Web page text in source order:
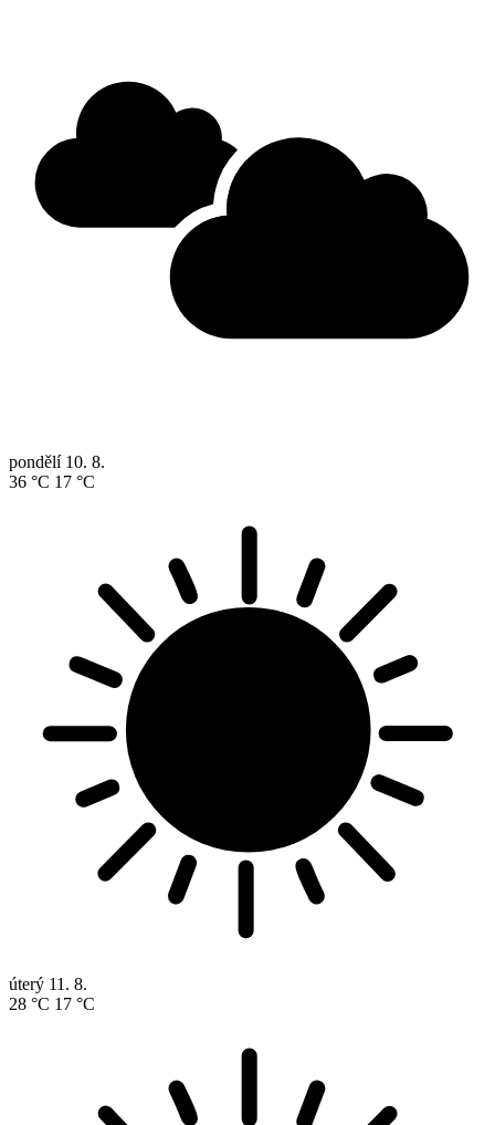
pondělí 10. 8.
36 °C 17 °C
úterý 11. 8.
28 °C 17 °C